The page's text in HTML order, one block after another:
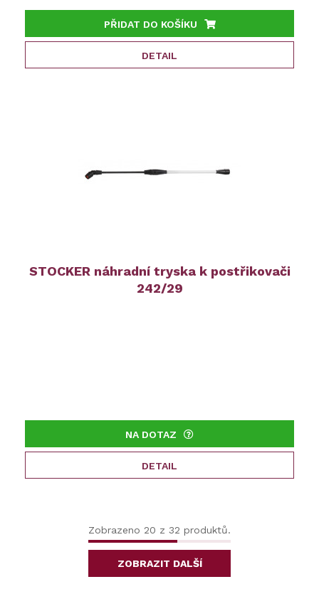
PŘIDAT DO KOŠÍKU
DETAIL
STOCKER náhradní tryska k postřikovači
242/29
NA DOTAZ
DETAIL
Zobrazeno 20 z 32 produktů.
ZOBRAZIT DALŠÍ